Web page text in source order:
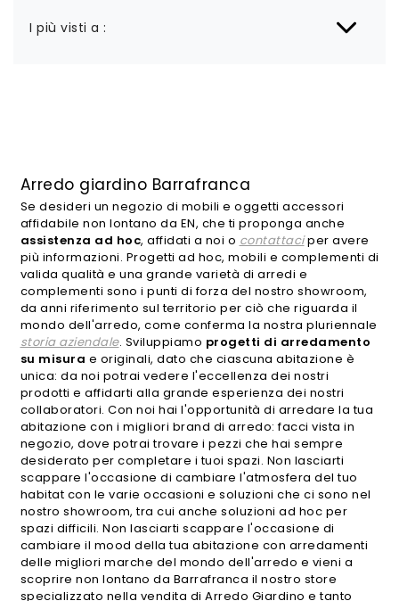
I più visti a :
Arredo giardino Barrafranca
Se desideri un negozio di mobili e oggetti accessori
affidabile non lontano da EN, che ti proponga anche
assistenza ad hoc, affidati a noi o contattaciper avere
più informazioni. Progetti ad hoc, mobili e complementi di
valida qualità e una grande varietà di arredi e
complementi sono i punti di forza del nostro showroom,
da anni riferimento sul territorio per ciò che riguarda il
mondo dell'arredo, come conferma la nostra pluriennale
storia aziendale. Sviluppiamo progetti di arredamento
su misura e originali, dato che ciascuna abitazione è
unica: da noi potrai vedere l'eccellenza dei nostri
prodotti e affidarti alla grande esperienza dei nostri
collaboratori. Con noi hai l'opportunità di arredare la tua
abitazione con i migliori brand di arredo: facci vista in
negozio, dove potrai trovare i pezzi che hai sempre
desiderato per completare i tuoi spazi. Non lasciarti
scappare l'occasione di cambiare l'atmosfera del tuo
habitat con le varie occasioni e soluzioni che ci sono nel
nostro showroom, tra cui anche soluzioni ad hoc per
spazi difficili. Non lasciarti scappare l'occasione di
cambiare il mood della tua abitazione con arredamenti
delle migliori marche del mondo dell'arredo e vieni a
scoprire non lontano da Barrafranca il nostro store
specializzato nella vendita di Arredo Giardino e tanto